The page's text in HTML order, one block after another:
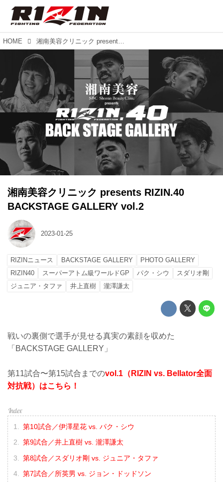
HOME 湘南美容クリニック presents RIZIN.40 BACKSTAGE GALLERY vol.2
湘南美容クリニック presents RIZIN.40
BACKSTAGE GALLERY vol.2
2023-01-25
RIZINニュース BACKSTAGE GALLERY
PHOTO GALLERY
RIZIN40
スーパーアトム級ワールドGP パク・シウ
スダリオ剛
ジュニア・タファ
井上直樹 瀧澤謙太
戦いの裏側で選手が見せる真実の素顔を収めた
「BACKSTAGE GALLERY」
第11試合〜第15試合までのvol.1（RIZIN vs. Bellator全面
対抗戦）はこちら！
第10試合／伊澤星花 vs. パク・シウ
第9試合／井上直樹 vs. 瀧澤謙太
第8試合／スダリオ剛 vs. ジュニア・タファ
第7試合／所英男 vs. ジョン・ドッドソン